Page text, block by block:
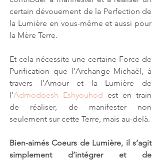
certain dévouement de la Perfection de
la Lumière en vous-même et aussi pour
la Mère Terre.
Et cela nécessite une certaine Force de
Purification que l’Archange Michaël, à
travers l’Amour et la Lumière de
l’Admodoesh Eshyouhod est en train
de réaliser, de manifester non
seulement sur cette Terre, mais au-delà.
Bien-aimés Coeurs de Lumière, il s’agit
simplement d’intégrer et de